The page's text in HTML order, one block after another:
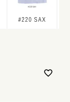
#220 SAX